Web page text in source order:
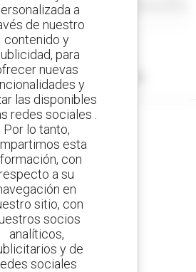
corresponde con su búsqueda.
sus alertas
de equipos de ocasión
concesionarios
por todo el mundo
a
de nuestro
contenido y
para
nuevas
y
las disponibles
redes sociales .
Por lo tanto,
esta
con
a su
en
sitio, con
socios
analíticos,
y de
sociales